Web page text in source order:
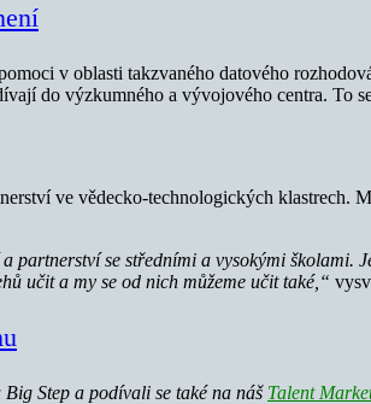
v oblasti takzvaného datového
do výzkumného a vývojového centra. To
ve vědecko-technologických
partnerství se středními a vysokými školami.
učit a my se od nich můžeme učit také,“
Step a podívali se také na náš Talent